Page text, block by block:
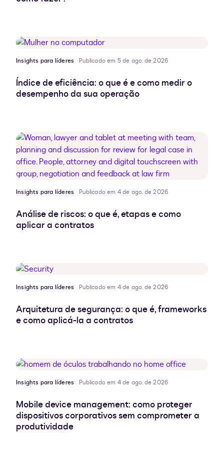
Insights para líderes Publicado em 5 de ago. de 2026
Índice de eficiência: o que é e como medir o
desempenho da sua operação
Insights para líderes Publicado em 4 de ago. de 2026
Análise de riscos: o que é, etapas e como
aplicar a contratos
Insights para líderes Publicado em 4 de ago. de 2026
Arquitetura de segurança: o que é, frameworks
e como aplicá-la a contratos
Insights para líderes Publicado em 4 de ago. de 2026
Mobile device management: como proteger
dispositivos corporativos sem comprometer a
produtividade